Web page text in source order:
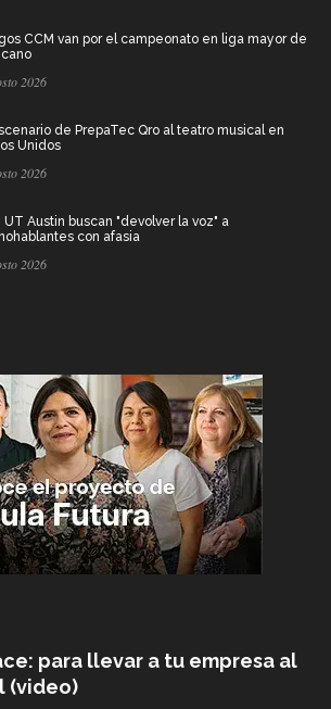
CCM van por el campeonato en liga mayor de
2026
de PrepaTec Qro al teatro musical en
Unidos
2026
UT Austin buscan "devolver la voz" a
con afasia
2026
para llevar a tu empresa al
(video)